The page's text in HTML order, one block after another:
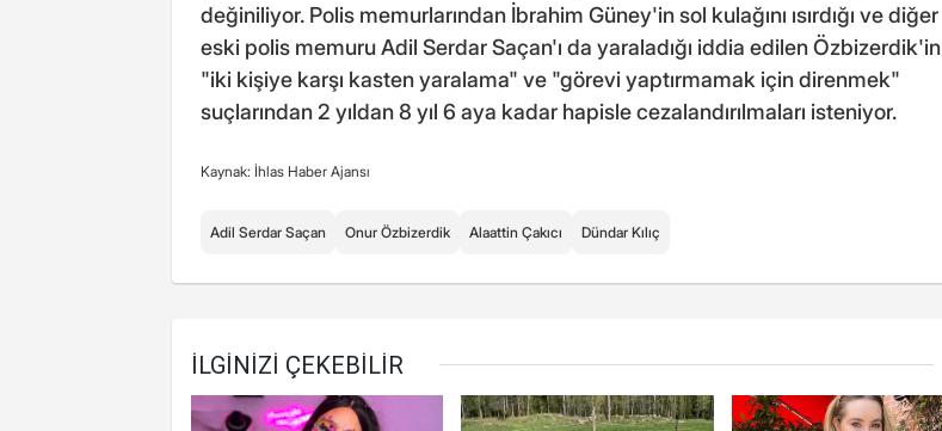
değiniliyor. Polis memurlarından İbrahim Güney'in sol kulağını ısırdığı ve diğer
eski polis memuru Adil Serdar Saçan'ı da yaraladığı iddia edilen Özbizerdik'in
"iki kişiye karşı kasten yaralama" ve "görevi yaptırmamak için direnmek"
suçlarından 2 yıldan 8 yıl 6 aya kadar hapisle cezalandırılmaları isteniyor.
Kaynak: İhlas Haber Ajansı
Adil Serdar Saçan Onur Özbizerdik Alaattin Çakıcı Dündar Kılıç